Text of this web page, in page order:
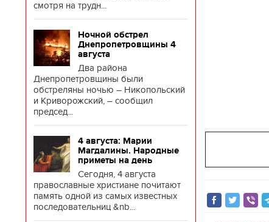
смотря на трудн...
Ночной обстрел
Днепропетровщины 4
августа
Два района
Днепропетровщины были
обстреляны ночью – Никопольский
и Криворожский, – сообщил
председ...
4 августа: Марии
Магдалины. Народные
приметы на день
Сегодня, 4 августа
православные христиане почитают
память одной из самых известных
последовательниц &nb...